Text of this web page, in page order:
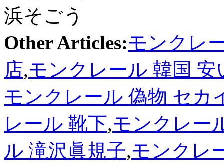
浜そごう
Other Articles:モンクレ
店,モンクレール 韓国 安
モンクレール 偽物 セカ
レール 靴下,モンクレー
ル 滝沢眞規子,モンクレ